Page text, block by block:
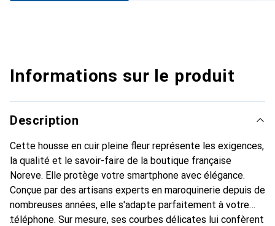
Informations sur le produit
Description
Cette housse en cuir pleine fleur représente les exigences,
la qualité et le savoir-faire de la boutique française
Noreve. Elle protège votre smartphone avec élégance.
Conçue par des artisans experts en maroquinerie depuis de
nombreuses années, elle s'adapte parfaitement à votre
téléphone. Sur mesure, ses courbes délicates lui confèrent